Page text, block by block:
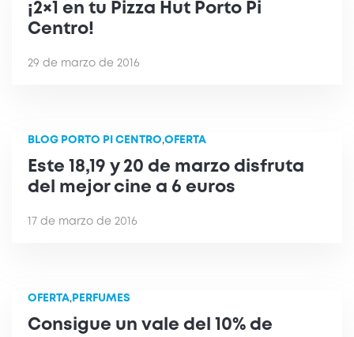
¡2×1 en tu Pizza Hut Porto Pi
Centro!
29 de marzo de 2016
BLOG PORTO PI CENTRO,OFERTA
Este 18,19 y 20 de marzo disfruta
del mejor cine a 6 euros
17 de marzo de 2016
OFERTA, PERFUMES
Consigue un vale del 10% de